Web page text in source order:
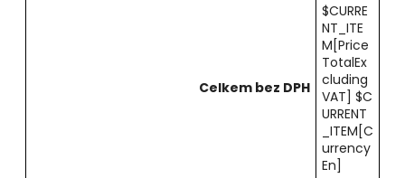
Celkem bez DPH
$CURRE
NT_ITE
M[Price
TotalEx
cluding
VAT] $C
URRENT
_ITEM[C
urrency
En]